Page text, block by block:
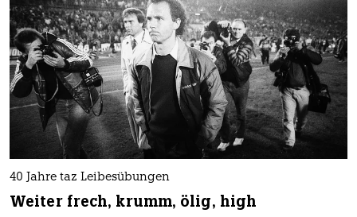
40 Jahre taz Leibesübungen
Weiter frech, krumm, ölig, high